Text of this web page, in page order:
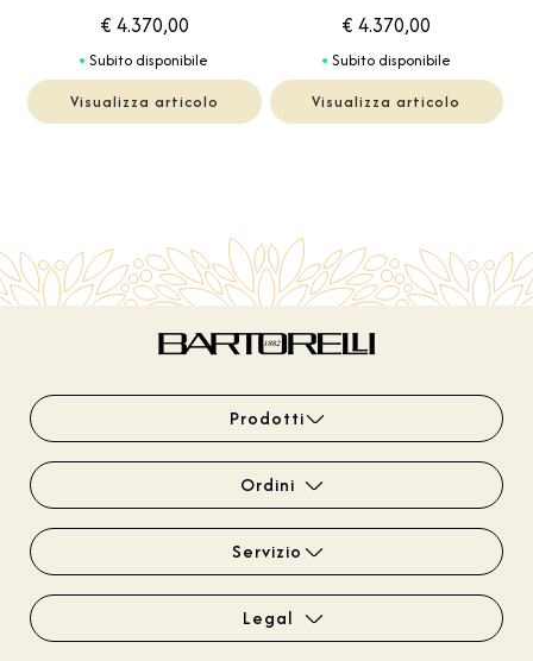
€ 4.370,00
Subito disponibile
Visualizza articolo
€ 4.370,00
Subito disponibile
Visualizza articolo
Prodotti
Ordini
Servizio
Legal